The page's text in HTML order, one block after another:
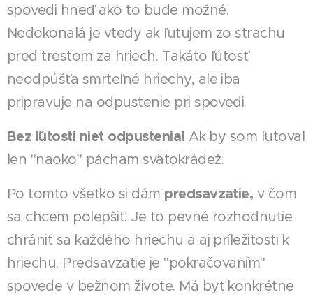
spovedi hneď ako to bude možné.
Nedokonalá je vtedy ak ľutujem zo strachu
pred trestom za hriech. Takáto ľútosť
neodpúšťa smrteľné hriechy, ale iba
pripravuje na odpustenie pri spovedi.
Bez ľútosti niet odpustenia! Ak by som ľutoval
len "naoko" pácham svätokrádež.
Po tomto všetko si dám predsavzatie, v čom
sa chcem polepšiť. Je to pevné rozhodnutie
chrániť sa každého hriechu a aj príležitosti k
hriechu. Predsavzatie je "pokračovaním"
spovede v bežnom živote. Má byť konkrétne